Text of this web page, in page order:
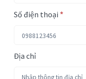
Số điện thoại *
Địa chỉ